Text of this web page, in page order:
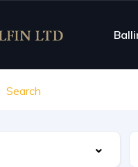
Search